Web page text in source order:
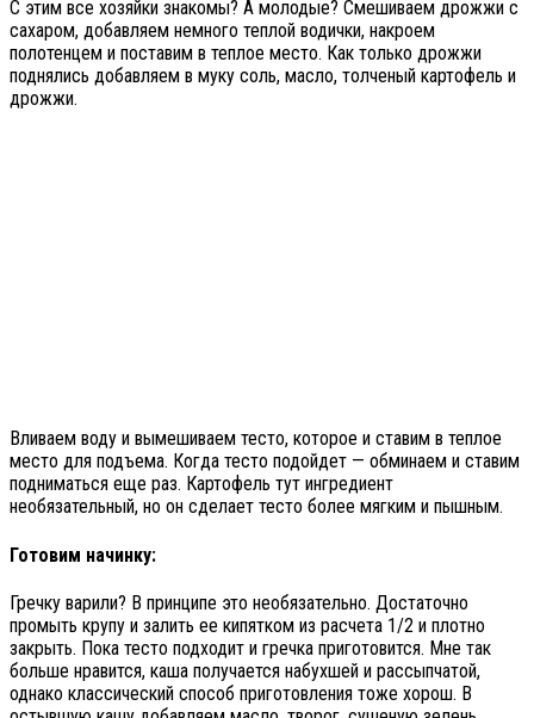
С этим все хозяйки знакомы? А молодые? Смешиваем дрожжи с
сахаром, добавляем немного теплой водички, накроем
полотенцем и поставим в теплое место. Как только дрожжи
поднялись добавляем в муку соль, масло, толченый картофель и
дрожжи.
Вливаем воду и вымешиваем тесто, которое и ставим в теплое
место для подъема. Когда тесто подойдет — обминаем и ставим
подниматься еще раз. Картофель тут ингредиент
необязательный, но он сделает тесто более мягким и пышным.
Готовим начинку:
Гречку варили? В принципе это необязательно. Достаточно
промыть крупу и залить ее кипятком из расчета 1/2 и плотно
закрыть. Пока тесто подходит и гречка приготовится. Мне так
больше нравится, каша получается набухшей и рассыпчатой,
однако классический способ приготовления тоже хорош. В